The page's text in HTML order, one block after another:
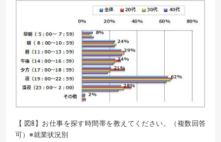
【 図8】お仕事を探す時間帯を教えてください。（複数回答
可）※就業状況別